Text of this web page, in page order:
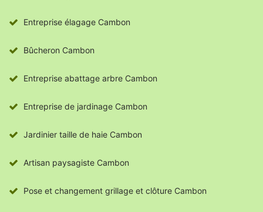
Entreprise élagage Cambon
Bûcheron Cambon
Entreprise abattage arbre Cambon
Entreprise de jardinage Cambon
Jardinier taille de haie Cambon
Artisan paysagiste Cambon
Pose et changement grillage et clôture Cambon